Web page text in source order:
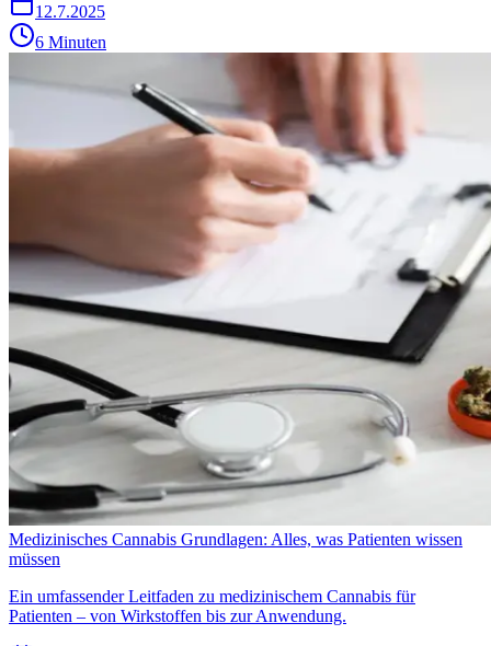
12.7.2025
6 Minuten
Medizinisches Cannabis Grundlagen: Alles, was Patienten wissen
müssen
Ein umfassender Leitfaden zu medizinischem Cannabis für
Patienten – von Wirkstoffen bis zur Anwendung.